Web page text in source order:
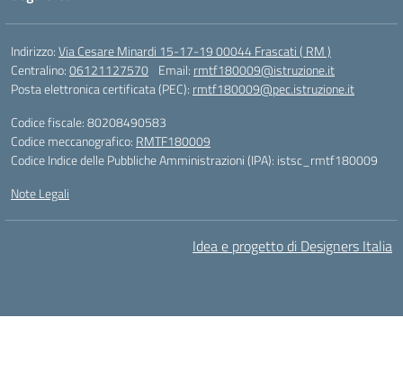
Indirizzo:Via Cesare Minardi 15-17-19 00044 Frascati ( RM )
Centralino:06121127570 Email: rmtf180009@istruzione.it
Posta elettronica certificata (PEC): rmtf180009@pec.istruzione.it
Codice fiscale: 80208490583
Codice meccanografico: RMTF180009
Codice Indice delle Pubbliche Amministrazioni (IPA): istsc_rmtf180009
Note Legali
Idea e progetto di Designers Italia